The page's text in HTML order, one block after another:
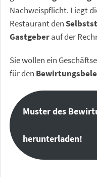
Nachweispflicht. Liegt
Restaurant den
Gastgeberauf der
Sie wollen ein
für den
Muster des
herunterladen!